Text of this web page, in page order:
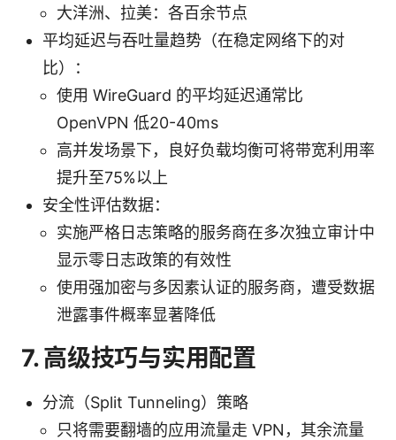
大洋洲、拉美：各百余节点
平均延迟与吞吐量趋势（在稳定网络下的对
比）：
使用 WireGuard 的平均延迟通常比
OpenVPN 低20-40ms
高并发场景下，良好负载均衡可将带宽利用率
提升至75%以上
安全性评估数据：
实施严格日志策略的服务商在多次独立审计中
显示零日志政策的有效性
使用强加密与多因素认证的服务商，遭受数据
泄露事件概率显著降低
7. 高级技巧与实用配置
分流（Split Tunneling）策略
只将需要翻墙的应用流量走 VPN，其余流量